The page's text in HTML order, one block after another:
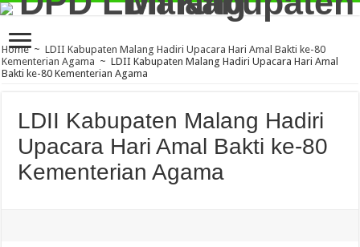
Home ~ LDII Kabupaten Malang Hadiri Upacara Hari Amal Bakti ke-80
Kementerian Agama ~ LDII Kabupaten Malang Hadiri Upacara Hari Amal
Bakti ke-80 Kementerian Agama
LDII Kabupaten Malang Hadiri
Upacara Hari Amal Bakti ke-80
Kementerian Agama